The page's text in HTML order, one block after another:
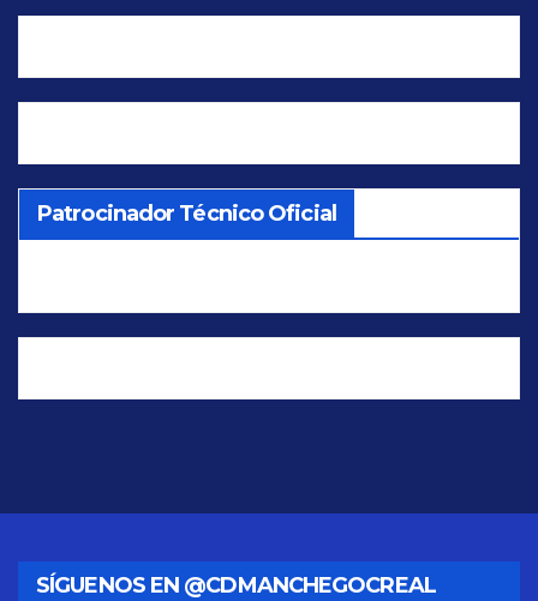
Patrocinador Técnico Oficial
SÍGUENOS EN @CDMANCHEGOCREAL